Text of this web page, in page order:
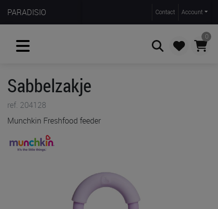
PARADISIO Contact Account
0
Sabbelzakje
ref. 204128
Munchkin Freshfood feeder